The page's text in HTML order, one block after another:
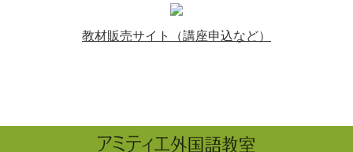
教材販売サイト（講座申込など）